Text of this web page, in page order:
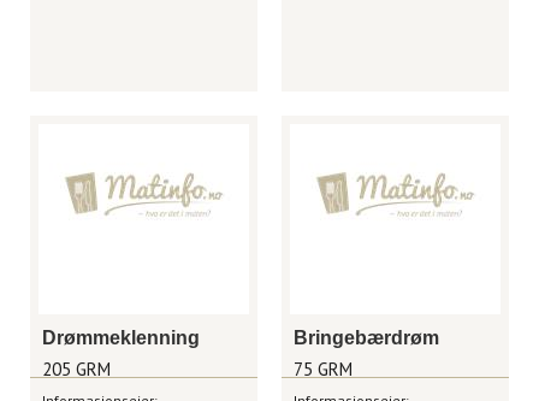
Drømmeklenning
205 GRM
Bringebærdrøm
75 GRM